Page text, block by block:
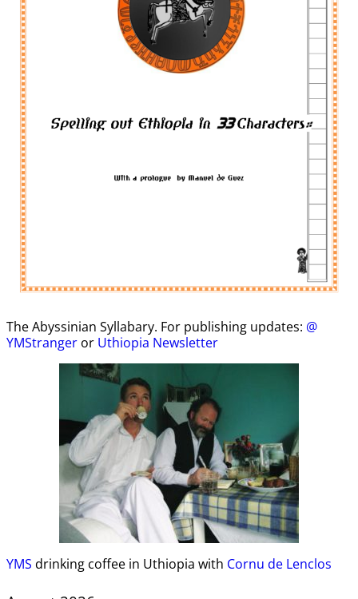
The Abyssinian Syllabary. For publishing updates: @
YMStranger or Uthiopia Newsletter
YMS drinking coffee in Uthiopia with Cornu de Lenclos